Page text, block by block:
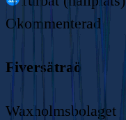
Okommenterad
Fiversätraö
Waxholmsbolaget